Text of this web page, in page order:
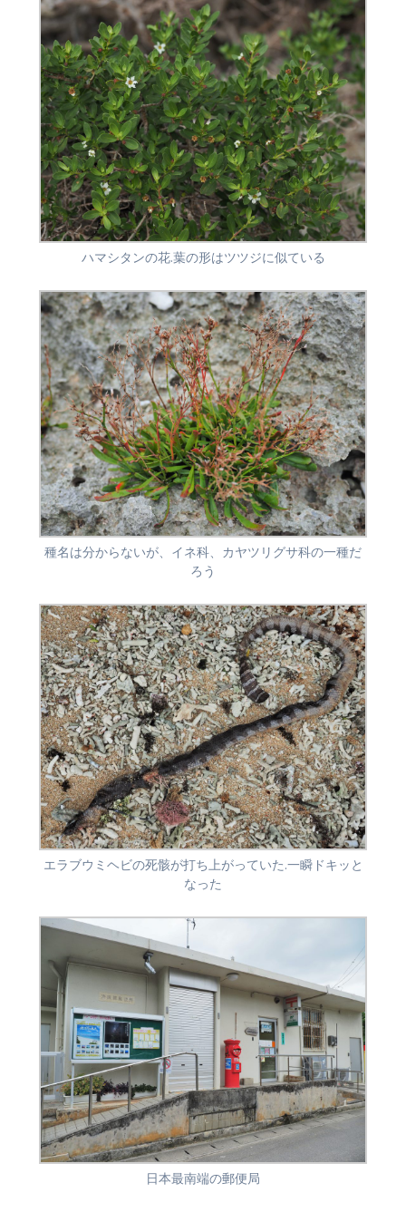
ハマシタンの花.葉の形はツツジに似ている
種名は分からないが、イネ科、カヤツリグサ科の一種だ
ろう
エラブウミヘビの死骸が打ち上がっていた.一瞬ドキッと
なった
日本最南端の郵便局